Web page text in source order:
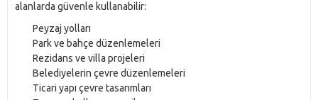
alanlarda güvenle kullanabilir:
Peyzaj yolları
Park ve bahçe düzenlemeleri
Rezidans ve villa projeleri
Belediyelerin çevre düzenlemeleri
Ticari yapı çevre tasarımları